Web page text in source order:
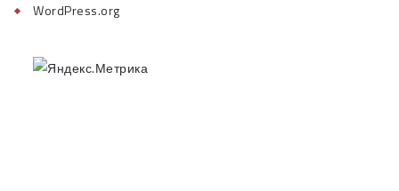
WordPress.org